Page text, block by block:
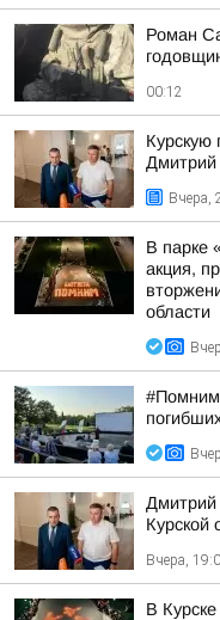
Роман
00:12
Курскую
Дмитрий
Вчера,
В парке
акция,
области
Дмитрий
Курской
Вчера,
В